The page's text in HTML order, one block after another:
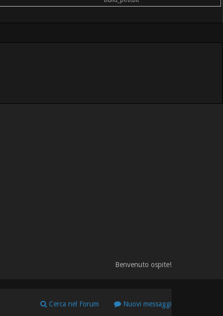
Benvenuto ospite!
Cerca nel Forum Nuovi messaggi